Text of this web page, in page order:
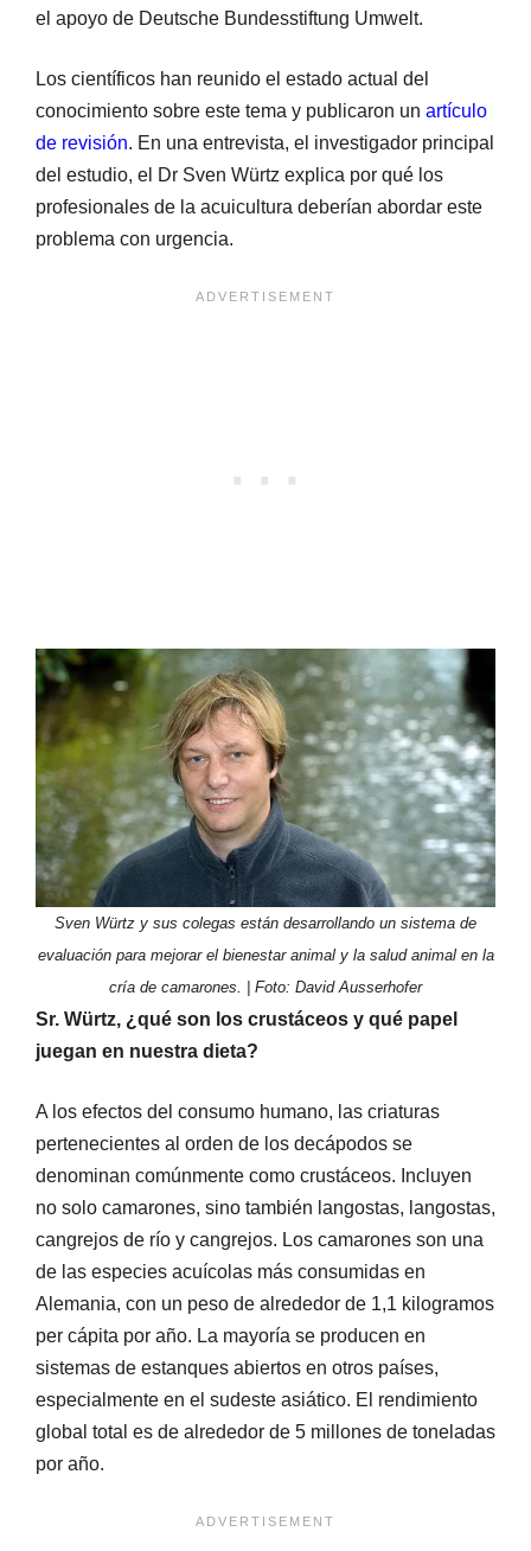
el apoyo de Deutsche Bundesstiftung Umwelt.
Los científicos han reunido el estado actual del
conocimiento sobre este tema y publicaron un artículo
de revisión. En una entrevista, el investigador principal
del estudio, el Dr Sven Würtz explica por qué los
profesionales de la acuicultura deberían abordar este
problema con urgencia.
Sven Würtz y sus colegas están desarrollando un sistema de
evaluación para mejorar el bienestar animal y la salud animal en la
cría de camarones. | Foto: David Ausserhofer
Sr. Würtz, ¿qué son los crustáceos y qué papel
juegan en nuestra dieta?
A los efectos del consumo humano, las criaturas
pertenecientes al orden de los decápodos se
denominan comúnmente como crustáceos. Incluyen
no solo camarones, sino también langostas, langostas,
cangrejos de río y cangrejos. Los camarones son una
de las especies acuícolas más consumidas en
Alemania, con un peso de alrededor de 1,1 kilogramos
per cápita por año. La mayoría se producen en
sistemas de estanques abiertos en otros países,
especialmente en el sudeste asiático. El rendimiento
global total es de alrededor de 5 millones de toneladas
por año.